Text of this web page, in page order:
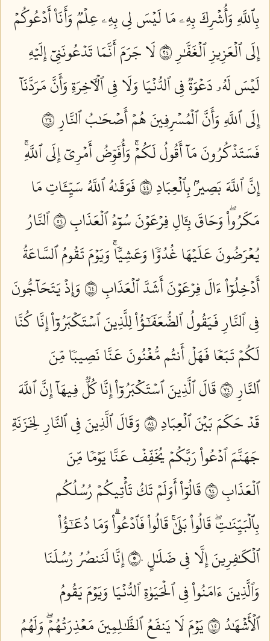
بِٱللَّهِ وَأُشۡرِكَ بِهِۦ مَا لَيۡسَ لِي بِهِۦ عِلۡمٞ وَأَنَا۠ أَدۡعُوكُمۡ
إِلَى ٱلۡعَزِيزِ ٱلۡغَفَّٰرِ ٤٢
لَا جَرَمَ أَنَّمَا تَدۡعُونَنِيٓ إِلَيۡهِ
لَيۡسَ لَهُۥ دَعۡوَةٞ فِي ٱلدُّنۡيَا وَلَا فِي ٱلۡأٓخِرَةِ وَأَنَّ مَرَدَّنَآ
إِلَى ٱللَّهِ وَأَنَّ ٱلۡمُسۡرِفِينَ هُمۡ أَصۡحَٰبُ ٱلنَّارِ ٤٣
فَسَتَذۡكُرُونَ مَآ أَقُولُ لَكُمۡۚ وَأُفَوِّضُ أَمۡرِيٓ إِلَى ٱللَّهِۚ
إِنَّ ٱللَّهَ بَصِيرُۢ بِٱلۡعِبَادِ ٤٤
فَوَقَىٰهُ ٱللَّهُ سَيِّـَٔاتِ مَا
مَكَرُواْۖ وَحَاقَ بِـَٔالِ فِرۡعَوۡنَ سُوٓءُ ٱلۡعَذَابِ ٤٥
ٱلنَّارُ
يُعۡرَضُونَ عَلَيۡهَا غُدُوّٗا وَعَشِيّٗاۚ وَيَوۡمَ تَقُومُ ٱلسَّاعَةُ
أَدۡخِلُوٓاْ ءَالَ فِرۡعَوۡنَ أَشَدَّ ٱلۡعَذَابِ ٤٦
وَإِذۡ يَتَحَآجُّونَ
فِي ٱلنَّارِ فَيَقُولُ ٱلضُّعَفَٰٓؤُاْ لِلَّذِينَ ٱسۡتَكۡبَرُوٓاْ إِنَّا كُنَّا
لَكُمۡ تَبَعٗا فَهَلۡ أَنتُم مُّغۡنُونَ عَنَّا نَصِيبٗا مِّنَ
ٱلنَّارِ ٤٧
قَالَ ٱلَّذِينَ ٱسۡتَكۡبَرُوٓاْ إِنَّا كُلّٞ فِيهَآ إِنَّ ٱللَّهَ
قَدۡ حَكَمَ بَيۡنَ ٱلۡعِبَادِ ٤٨
وَقَالَ ٱلَّذِينَ فِي ٱلنَّارِ لِخَزَنَةِ
جَهَنَّمَ ٱدۡعُواْ رَبَّكُمۡ يُخَفِّفۡ عَنَّا يَوۡمٗا مِّنَ
ٱلۡعَذَابِ ٤٩
قَالُوٓاْ أَوَلَمۡ تَكُ تَأۡتِيكُمۡ رُسُلُكُم
بِٱلۡبَيِّنَٰتِۖ قَالُواْ بَلَىٰۚ قَالُواْ فَٱدۡعُواْۗ وَمَا دُعَٰٓؤُاْ
ٱلۡكَٰفِرِينَ إِلَّا فِي ضَلَٰلٍ ٥٠
إِنَّا لَنَنصُرُ رُسُلَنَا
وَٱلَّذِينَ ءَامَنُواْ فِي ٱلۡحَيَوٰةِ ٱلدُّنۡيَا وَيَوۡمَ يَقُومُ
ٱلۡأَشۡهَٰدُ ٥١
يَوۡمَ لَا يَنفَعُ ٱلظَّٰلِمِينَ مَعۡذِرَتُهُمۡۖ وَلَهُمُ